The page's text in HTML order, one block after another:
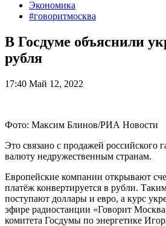
Экономика
#говоритмосква
В Госдуме объяснили
рубля
17:40 Май 12, 2022
Фото: Максим Блинов/РИА Новости
Это связано с продажей российского
валюту недружественным странам.
Европейские компании открывают
платёж конвертируется в рубли.
поступают доллары и евро, а курс
эфире радиостанции «Говорит
комитета Госдумы по энергетике